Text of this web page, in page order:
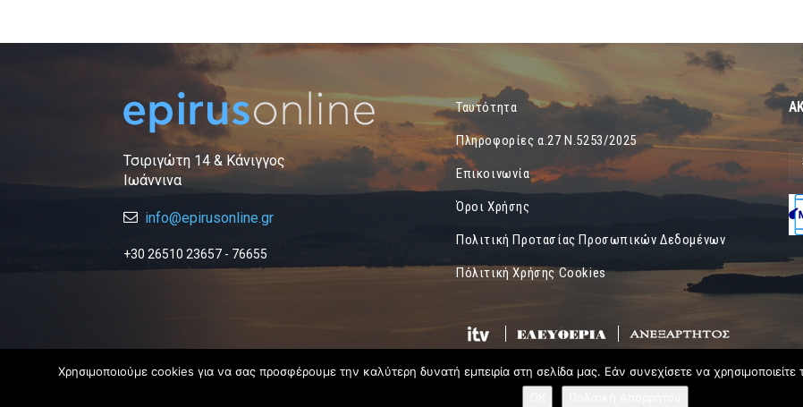
Τσιριγώτη 14 & Κάνιγγος
Ιωάννινα
info@epirusonline.gr
+30 26510 23657 - 76655
Ταυτότητα
Πληροφορίες α.27 Ν.5253/2025
Επικοινωνία
Όροι Χρήσης
Πολιτική Προτασίας Προσωπικών Δεδομένων
Πόλιτική Χρήσης Cookies
Χρησιμοποιούμε cookies για να σας προσφέρουμε την καλύτερη δυνατή εμπειρία στη σελίδα μας. Εάν συνεχίσετε να